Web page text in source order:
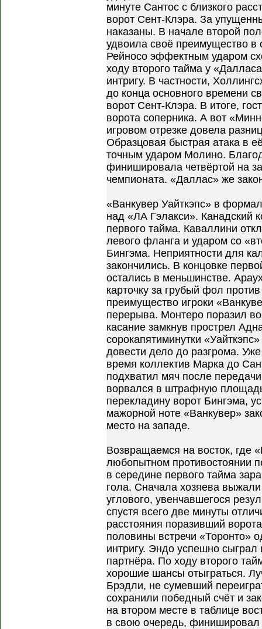
минуте Сантос с близкого
ворот Сент-Клэра. За
наказаны. В начале второй
удвоила своё преимущество
Рейносо эффектным ударом
ходу второго тайма у
интригу. В частности,
до конца основного времени
ворот Сент-Клэра. В итоге,
ворота соперника. А вот
игровом отрезке довела
Образцовая быстрая атака в
точным ударом Молино.
финишировала четвёртой на
чемпионата. «Даллас» же
«Ванкувер Уайткэпс» в
над «ЛА Гэлакси». Канадский
первого тайма. Каваллини
левого фланга и ударом со
Бингэма. Неприятности для
закончились. В концовке
остались в меньшинстве.
карточку за грубый фол
преимущество игроки
перерыва. Монтеро поразил
касание замкнув прострел
сорокапятиминутки
довести дело до разгрома.
время коллектив Марка до
подхватил мяч после
ворвался в штрафную
перекладину ворот Бингэма,
мажорной ноте «Ванкувер»
место на западе.
Возвращаемся на восток, где
любопытном противостоянии
в середине первого тайма
гола. Сначала хозяева
углового, увенчавшегося
спустя всего две минуты
расстояния поразивший
половины встречи «Торонто»
интригу. Эндо успешно
партнёра. По ходу второго
хорошие шансы отыграться.
Брэдли, не сумевший
сохранили победный счёт и
на втором месте в таблице
в свою очередь,